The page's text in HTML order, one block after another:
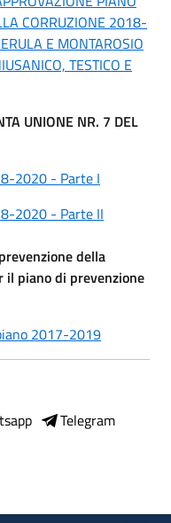
CORRUZIONE 2018-
E MONTAROSIO
TESTICO E
UNIONE NR. 7 DEL
2020 - Parte I
2020 - Parte II
della
il piano di prevenzione
2017-2019
Telegram